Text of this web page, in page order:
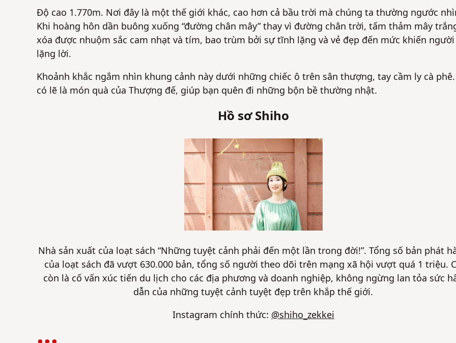
Độ cao 1.770m. Nơi đây là một thế giới khác, cao hơn cả bầu trời mà chúng ta thường ngước
Khi hoàng hôn dần buông xuống “đường chân mây” thay vì đường chân trời, tấm thảm mây
xóa được nhuộm sắc cam nhạt và tím, bao trùm bởi sự tĩnh lặng và vẻ đẹp đến mức khiến
lặng lời.
Khoảnh khắc ngắm nhìn khung cảnh này dưới những chiếc ô trên sân thượng, tay cầm ly cà
có lẽ là món quà của Thượng đế, giúp bạn quên đi những bộn bề thường nhật.
Hồ sơ Shiho
Nhà sản xuất của loạt sách “Những tuyệt cảnh phải đến một lần trong đời!”. Tổng số bản phát
của loạt sách đã vượt 630.000 bản, tổng số người theo dõi trên mạng xã hội vượt quá 1 triệu.
còn là cố vấn xúc tiến du lịch cho các địa phương và doanh nghiệp, không ngừng lan tỏa sức
dẫn của những tuyệt cảnh tuyệt đẹp trên khắp thế giới.
Instagram chính thức: @shiho_zekkei